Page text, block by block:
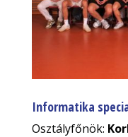
Informatika
Osztályfőnök: